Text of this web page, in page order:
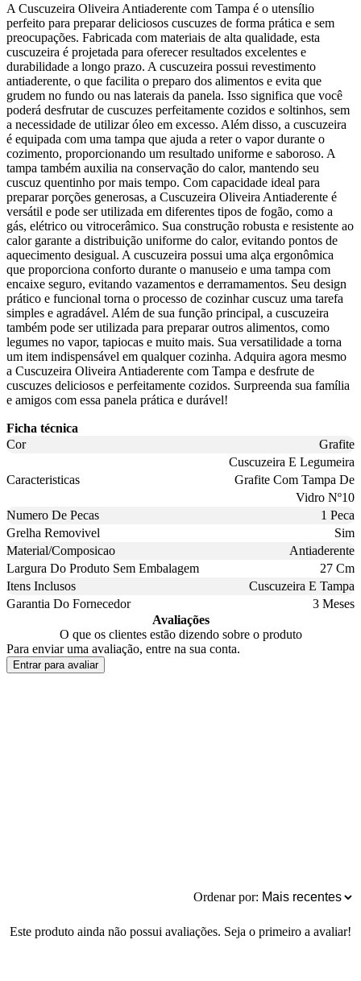
A Cuscuzeira Oliveira Antiaderente com Tampa é o utensílio
perfeito para preparar deliciosos cuscuzes de forma prática e sem
preocupações. Fabricada com materiais de alta qualidade, esta
cuscuzeira é projetada para oferecer resultados excelentes e
durabilidade a longo prazo. A cuscuzeira possui revestimento
antiaderente, o que facilita o preparo dos alimentos e evita que
grudem no fundo ou nas laterais da panela. Isso significa que você
poderá desfrutar de cuscuzes perfeitamente cozidos e soltinhos, sem
a necessidade de utilizar óleo em excesso. Além disso, a cuscuzeira
é equipada com uma tampa que ajuda a reter o vapor durante o
cozimento, proporcionando um resultado uniforme e saboroso. A
tampa também auxilia na conservação do calor, mantendo seu
cuscuz quentinho por mais tempo. Com capacidade ideal para
preparar porções generosas, a Cuscuzeira Oliveira Antiaderente é
versátil e pode ser utilizada em diferentes tipos de fogão, como a
gás, elétrico ou vitrocerâmico. Sua construção robusta e resistente ao
calor garante a distribuição uniforme do calor, evitando pontos de
aquecimento desigual. A cuscuzeira possui uma alça ergonômica
que proporciona conforto durante o manuseio e uma tampa com
encaixe seguro, evitando vazamentos e derramamentos. Seu design
prático e funcional torna o processo de cozinhar cuscuz uma tarefa
simples e agradável. Além de sua função principal, a cuscuzeira
também pode ser utilizada para preparar outros alimentos, como
legumes no vapor, tapiocas e muito mais. Sua versatilidade a torna
um item indispensável em qualquer cozinha. Adquira agora mesmo
a Cuscuzeira Oliveira Antiaderente com Tampa e desfrute de
cuscuzes deliciosos e perfeitamente cozidos. Surpreenda sua família
e amigos com essa panela prática e durável!
Ficha técnica
Cor
Grafite
Caracteristicas
Cuscuzeira E Legumeira
Grafite Com Tampa De
Vidro Nº10
Numero De Pecas
1 Peca
Grelha Removivel
Sim
Material/Composicao
Antiaderente
Largura Do Produto Sem Embalagem
27 Cm
Itens Inclusos
Cuscuzeira E Tampa
Garantia Do Fornecedor
3 Meses
Avaliações
O que os clientes estão dizendo sobre o produto
Para enviar uma avaliação, entre na sua conta.
Entrar para avaliar
Ordenar por:
Este produto ainda não possui avaliações. Seja o primeiro a avaliar!